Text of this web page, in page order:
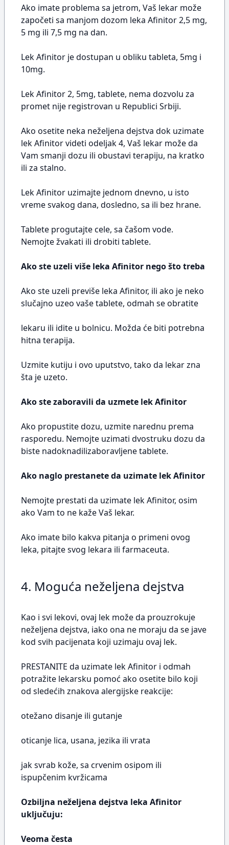
Ako imate problema sa jetrom, Vaš lekar može
započeti sa manjom dozom leka Afinitor 2,5 mg,
5 mg ili 7,5 mg na dan.
Lek Afinitor je dostupan u obliku tableta, 5mg i
10mg.
Lek Afinitor 2, 5mg, tablete, nema dozvolu za
promet nije registrovan u Republici Srbiji.
Ako osetite neka neželjena dejstva dok uzimate
lek Afinitor videti odeljak 4, Vaš lekar može da
Vam smanji dozu ili obustavi terapiju, na kratko
ili za stalno.
Lek Afinitor uzimajte jednom dnevno, u isto
vreme svakog dana, dosledno, sa ili bez hrane.
Tablete progutajte cele, sa čašom vode.
Nemojte žvakati ili drobiti tablete.
Ako ste uzeli više leka Afinitor nego što treba
Ako ste uzeli previše leka Afinitor, ili ako je neko
slučajno uzeo vaše tablete, odmah se obratite
lekaru ili idite u bolnicu. Možda će biti potrebna
hitna terapija.
Uzmite kutiju i ovo uputstvo, tako da lekar zna
šta je uzeto.
Ako ste zaboravili da uzmete lek Afinitor
Ako propustite dozu, uzmite narednu prema
rasporedu. Nemojte uzimati dvostruku dozu da
biste nadoknadilizaboravljene tablete.
Ako naglo prestanete da uzimate lek Afinitor
Nemojte prestati da uzimate lek Afinitor, osim
ako Vam to ne kaže Vaš lekar.
Ako imate bilo kakva pitanja o primeni ovog
leka, pitajte svog lekara ili farmaceuta.
4. Moguća neželjena dejstva
Kao i svi lekovi, ovaj lek može da prouzrokuje
neželjena dejstva, iako ona ne moraju da se jave
kod svih pacijenata koji uzimaju ovaj lek.
PRESTANITE da uzimate lek Afinitor i odmah
potražite lekarsku pomoć ako osetite bilo koji
od sledećih znakova alergijske reakcije:
otežano disanje ili gutanje
oticanje lica, usana, jezika ili vrata
jak svrab kože, sa crvenim osipom ili
ispupčenim kvržicama
Ozbiljna neželjena dejstva leka Afinitor
uključuju:
Veoma česta